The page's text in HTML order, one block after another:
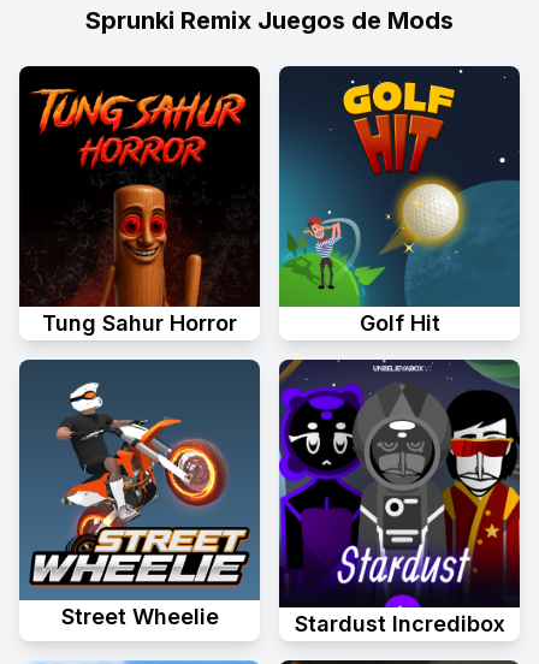
Sprunki Remix Juegos de Mods
Tung Sahur Horror Golf Hit
Street Wheelie Stardust Incredibox